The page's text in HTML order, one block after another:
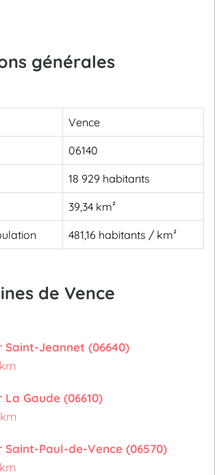
générales
Vence
06140
18 929 habitants
39,34 km²
481,16 habitants / km²
de Vence
Saint-Jeannet (06640)
Gaude (06610)
Saint-Paul-de-Vence (06570)